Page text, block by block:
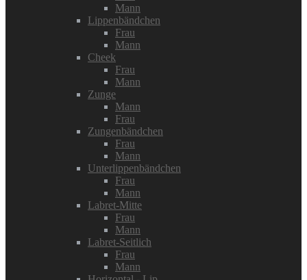
Mann
Lippenbändchen
Frau
Mann
Cheek
Frau
Mann
Zunge
Mann
Frau
Zungenbändchen
Frau
Mann
Unterlippenbändchen
Frau
Mann
Labret-Mitte
Frau
Mann
Labret-Seitlich
Frau
Mann